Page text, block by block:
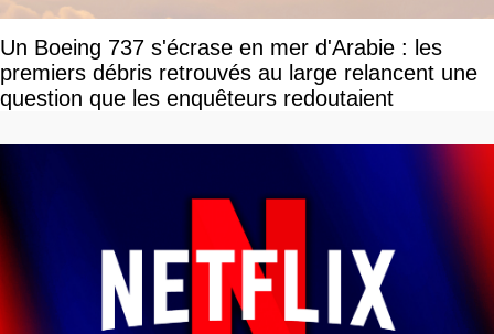
Un Boeing 737 s'écrase en mer d'Arabie : les
premiers débris retrouvés au large relancent une
question que les enquêteurs redoutaient